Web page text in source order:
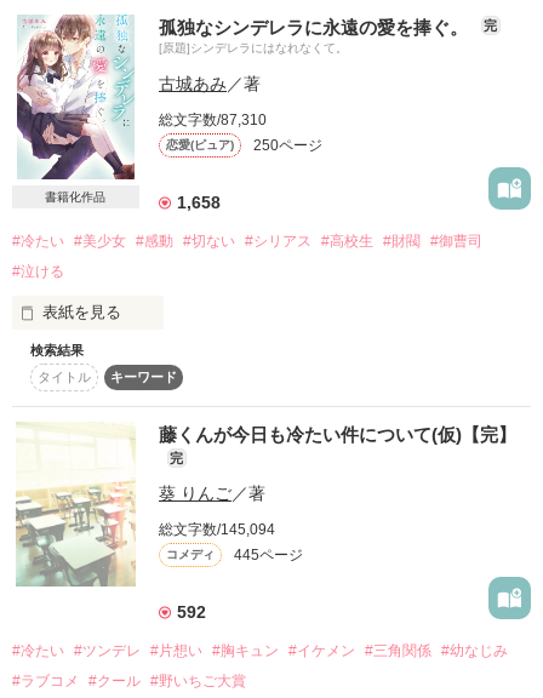
素敵なレビューありがとうございます!!
リクエスト受付始めました！
どうぞジャンジャンよろしくおねがいします！
作品を読む
キスくらいで固まるんだ？」
「っ……！」
あたしの恋は、
甘くてしょっぱい不思議味。
初恋＊シュガーソルト
2013.08.19〜 2014.05.31
2014.10.25『初恋＊シュガーソルト 〜甘く切ない恋物語〜』の
タイトルで文庫化（ブルーレーベル）
2018.01.25 野いちご文庫にて文庫化
＊special thanks＊
Yuu*さま、実沙季さま
мｉｕさま、藤宮 彩恋さま
私を好きになる可能性を
それでも
多岐くんはやっぱり鉄壁だな…
なんて思っていたのに
「本当、無理だから…可愛すぎてヤバイから」
あ、甘い
100%甘いです
〜私に恋する可能性〜
ワンダフルレビュー✴︎✴︎
special thanks
※多岐くんがすごいクズです
Yuma Morisaka
森坂 佑麻♀
だって、好きなんだもん。
彼女になりたいんだもん。
2016.04.22 \  完結  /
\   最  高  7  位   /
野いちご大賞 【りぼん賞】受賞❁*。
発表▷2017.3.9
りぼん春の大増刊号 スペシャルにて
コミカライズ決定 2017.3.16 発売\❤︎/
ピンクレーベルより2017.7.25 発売中 (♡)
沢山の応援ありがとうございました！！！
素敵な感想や、レビュー\❤︎/
「好きな人誰？」
ここの学校の女子にこう聞けば、みんな決まってこう答えま
す。
「今井くん！！」
私の隣の席の今井くん。
「ねぇ、今井くん！！」
書籍化作品
孤独なシンデレラに永遠の愛を捧ぐ。 完
[原題]シンデレラにはなれなくて。
古城あみ ／著
総文字数/87,310
恋愛(ピュア) 250ページ
1,658
#冷たい #美少女 #感動 #切ない #シリアス #高校生 #財閥
#御曹司
#泣ける
表紙を見る
むかしむかし、あるところに
シンデレラでなければ白雪姫でもない
たいそう美人な村娘Bがおりました。
しかし、その娘は愛などの存在を信じず、
ずっとひとりで構わないと思っておりました。
検索結果
タイトル
キーワード
藤くんが今日も冷たい件について(仮)【完】
完
葵 りんご／著
総文字数/145,094
コメディ 445ページ
592
#冷たい #ツンデレ #片想い #胸キュン #イケメン #三角関係 #幼なじみ
#ラブコメ
#クール #野いちご大賞